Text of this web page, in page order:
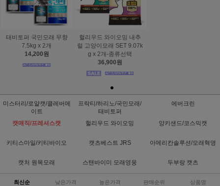
태비토퍼 국민모래 무향
7.5kg x 2개
14,200원
헐리우드 와이오밍 내추
럴 고양이모래 SET 9.07k
g x 2개-종류선택
36,900원
미스터리/로얄캣/클레버메
이트
프락티/하리노/국민모래/
태비토퍼
에버크린
캣매직/프레셔스캣 헐리우드 와이오밍 양키샌드/코스믹캣
키티스마일/키티바이오 캣츠베스트 JRS 아메리칸솔루션/모래혁명
캣처 원목모래 스탠바이미 모래영웅 두부랑 캣츠
최신순 낮은가격 높은가격 판매순위 상품명